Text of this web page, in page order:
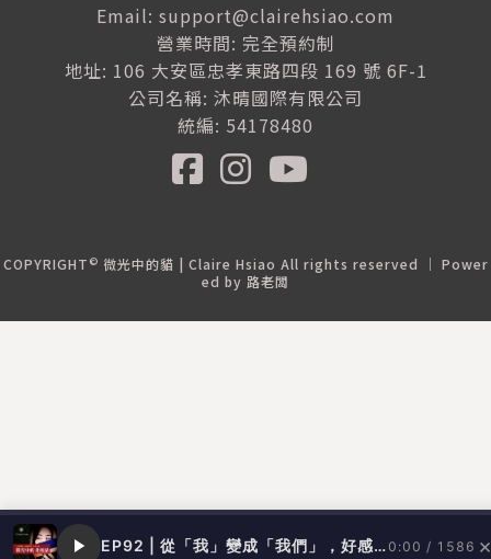
Email: support@clairehsiao.com
營業時間: 完全預約制
地址: 106 大安區忠孝東路四段 169 號 6F-1
公司名稱: 沐晴國際有限公司
統編: 54178480
COPYRIGHT © 微光中的貓 | Claire Hsiao All rights reserved ｜ Power
ed by 路老闆
EP92 | 從「我」變成「我們」，好感影響力是一種領導者的特質 feat. 梁哲維 0:00 / 1586 ×